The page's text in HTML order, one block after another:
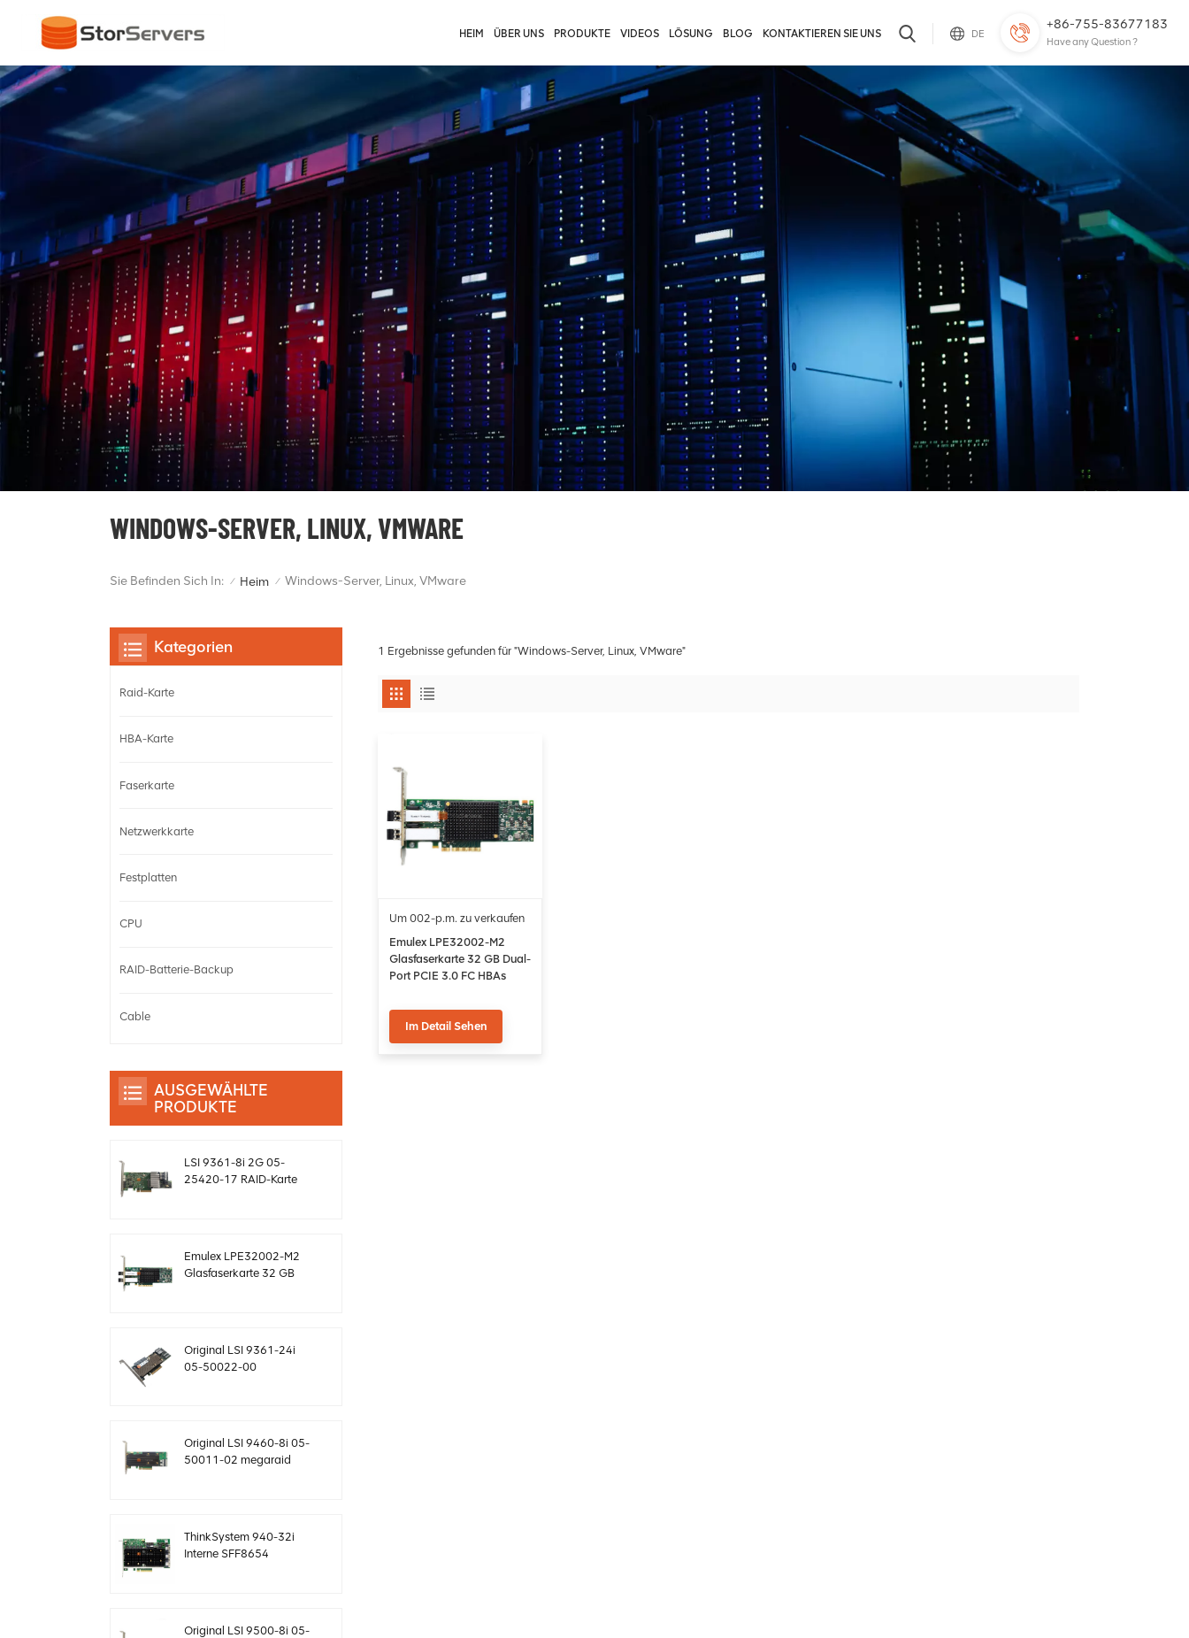
+86-755-83677183
Have any Question ?
DE
HEIM ÜBER UNS PRODUKTE VIDEOS LÖSUNG BLOG KONTAKTIEREN SIE UNS
WINDOWS-SERVER, LINUX, VMWARE
Sie Befinden Sich In: / Heim / Windows-Server, Linux, VMware
1 Ergebnisse gefunden für "Windows-Server, Linux, VMware"
Um 002-p.m. zu verkaufen
Emulex LPE32002-M2
Glasfaserkarte 32 GB Dual-
Port PCIE 3.0 FC HBAs
Im Detail Sehen
Kategorien
Raid-Karte
HBA-Karte
Faserkarte
Netzwerkkarte
Festplatten
CPU
RAID-Batterie-Backup
Cable
AUSGEWÄHLTE
PRODUKTE
LSI 9361-8i 2G 05-
25420-17 RAID-Karte
Emulex LPE32002-M2
Glasfaserkarte 32 GB
Original LSI 9361-24i
05-50022-00
Original LSI 9460-8i 05-
50011-02 megaraid
ThinkSystem 940-32i
Interne SFF8654
Original LSI 9500-8i 05-